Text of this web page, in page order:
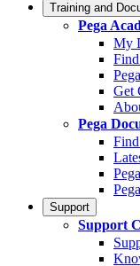
Training and
Pega
My
Get
Pega
Support
Support